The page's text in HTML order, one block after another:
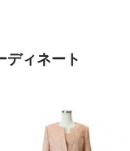
ディネート